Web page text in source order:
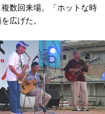
数回来場。「ホットな時
広げた。